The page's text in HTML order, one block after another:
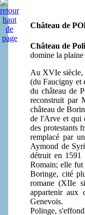
Château de
Château de
domine la
Au XVIe siècle,
(du Faucigny et
du château de
reconstruit par
château de
de l'Arve et qui
des protestants
remplacé par
Aymond de
détruit en 1591
Romain; elle fut
Boringe, cité
romane (XIIe
appartenir aux
Genevois.
Polinge,